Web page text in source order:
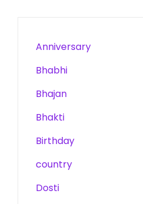
Anniversary
Bhabhi
Bhajan
Bhakti
Birthday
country
Dosti